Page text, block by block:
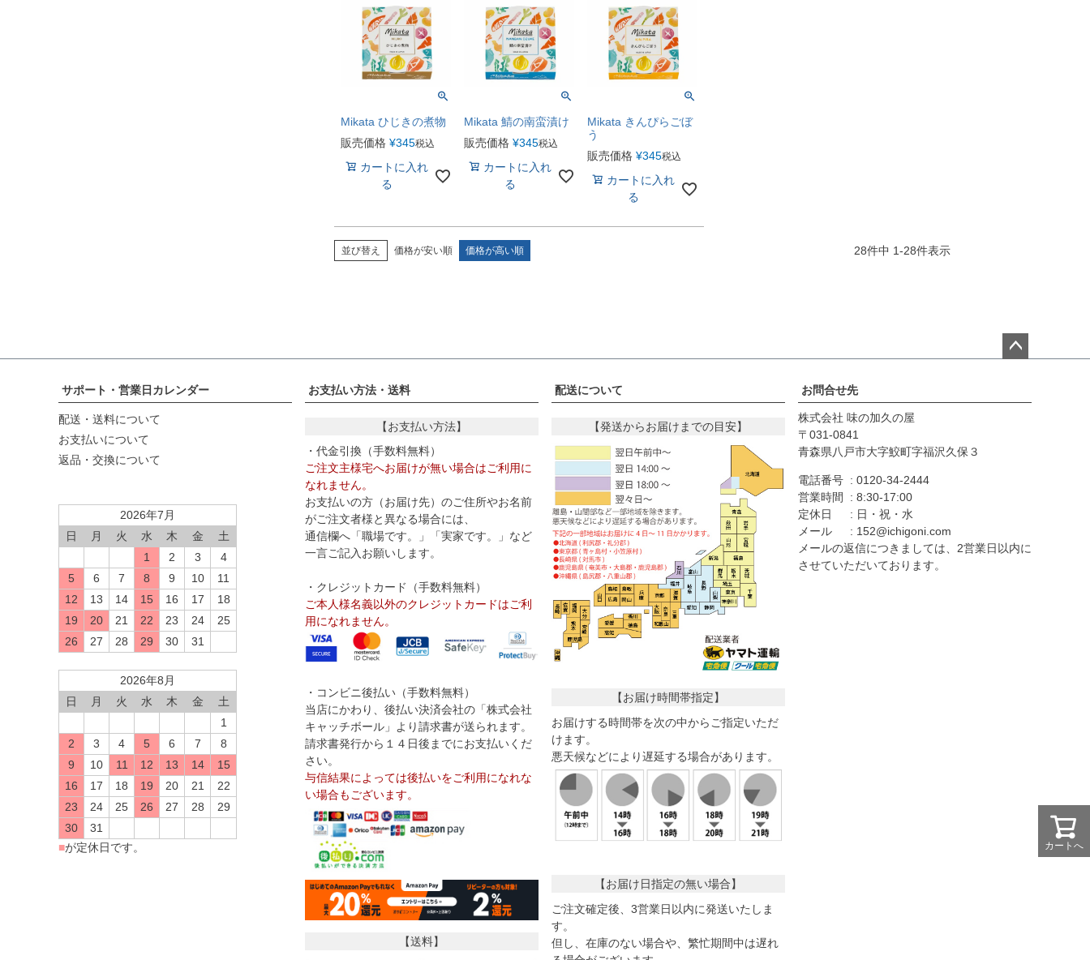
Mikata ひじきの煮物
販売価格 ¥345税込
カートに入れ
る
Mikata 鯖の南蛮漬け
販売価格 ¥345税込
カートに入れ
る
Mikata きんぴらごぼ
う
販売価格 ¥345税込
カートに入れ
る
並び替え 価格が安い順 価格が高い順 28件中 1-28件表示
カートへ
ップ
サポート・営業日カレンダー
配送・送料について
お支払いについて
返品・交換について
2026年7月
日
月 火 水 木 金
土
1
2 3
4
5
6 7 8 9 10
11
12
13 14 15 16 17
18
19
20 21 22 23 24
25
26
27 28 29 30 31
2026年8月
日
月 火 水 木 金
土
1
2
3 4 5 6 7
8
9
10 11 12 13 14
15
16
17 18 19 20 21
22
23
24 25 26 27 28
29
30
31
■が定休日です。
お支払い方法・送料
【お支払い方法】
・代金引換（手数料無料）
ご注文主様宅へお届けが無い場合はご利用に
なれません。
お支払いの方（お届け先）のご住所やお名前
がご注文者様と異なる場合には、
通信欄へ「職場です。」「実家です。」など
一言ご記入お願いします。
・クレジットカード（手数料無料）
ご本人様名義以外のクレジットカードはご利
用になれません。
・コンビニ後払い（手数料無料）
当店にかわり、後払い決済会社の「株式会社
キャッチボール」より請求書が送られます。
請求書発行から１４日後までにお支払いくだ
さい。
与信結果によっては後払いをご利用になれな
い場合もございます。
【送料】
配送について
【発送からお届けまでの目安】
【お届け時間帯指定】
お届けする時間帯を次の中からご指定いただ
けます。
悪天候などにより遅延する場合があります。
【お届け日指定の無い場合】
ご注文確定後、3営業日以内に発送いたしま
す。
但し、在庫のない場合や、繁忙期間中は遅れ
お問合せ先
株式会社 味の加久の屋
031-0841
青森県八戸市大字鮫町字福沢久保３
電話番号
0120-34-2444
営業時間
8:30-17:00
定休日
日・祝・水
メール
152@ichigoni.com
メールの返信につきましては、2営業日以内に
させていただいております。